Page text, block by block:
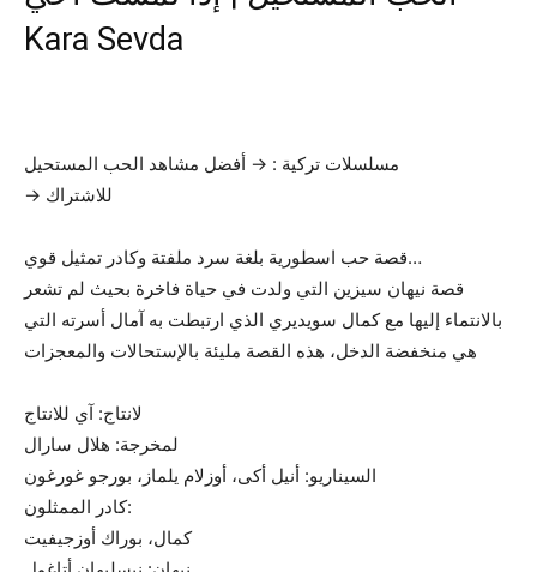
Kara Sevda
مسلسلات تركية : → أفضل مشاهد الحب المستحيل
→ للاشتراك
قصة حب اسطورية بلغة سرد ملفتة وكادر تمثيل قوي…
قصة نيهان سيزين التي ولدت في حياة فاخرة بحيث لم تشعر
بالانتماء إليها مع كمال سويديري الذي ارتبطت به آمال أسرته التي
هي منخفضة الدخل، هذه القصة مليئة بالإستحالات والمعجزات
لانتاج: آي للانتاج
لمخرجة: هلال سارال
السيناريو: أنيل أكى، أوزلام يلماز، بورجو غورغون
كادر الممثلون:
كمال، بوراك أوزجيفيت